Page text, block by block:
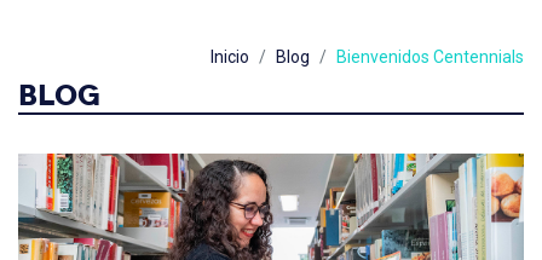
Inicio Blog Bienvenidos Centennials
BLOG